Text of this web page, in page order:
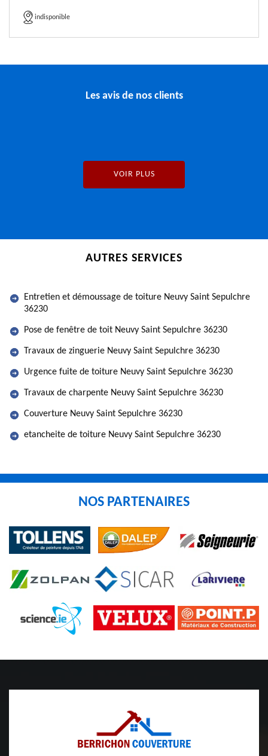
indisponible
Les avis de nos clients
VOIR PLUS
AUTRES SERVICES
Entretien et démoussage de toiture Neuvy Saint Sepulchre
36230
Pose de fenêtre de toit Neuvy Saint Sepulchre 36230
Travaux de zinguerie Neuvy Saint Sepulchre 36230
Urgence fuite de toiture Neuvy Saint Sepulchre 36230
Travaux de charpente Neuvy Saint Sepulchre 36230
Couverture Neuvy Saint Sepulchre 36230
etancheite de toiture Neuvy Saint Sepulchre 36230
NOS PARTENAIRES